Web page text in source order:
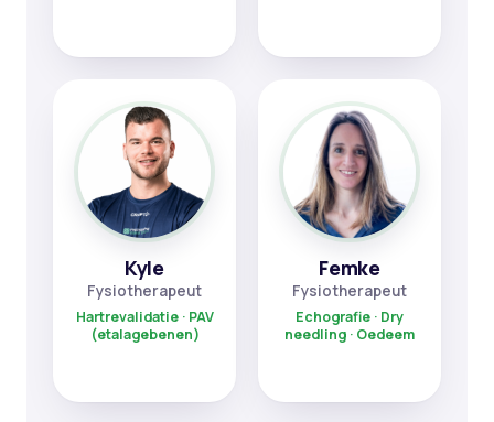
Kyle
Fysiotherapeut
Hartrevalidatie · PAV
(etalagebenen)
Femke
Fysiotherapeut
Echografie · Dry
needling · Oedeem